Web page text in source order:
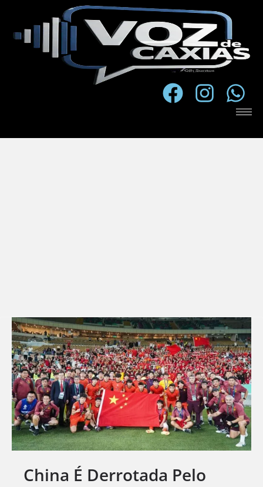
China É Derrotada Pelo